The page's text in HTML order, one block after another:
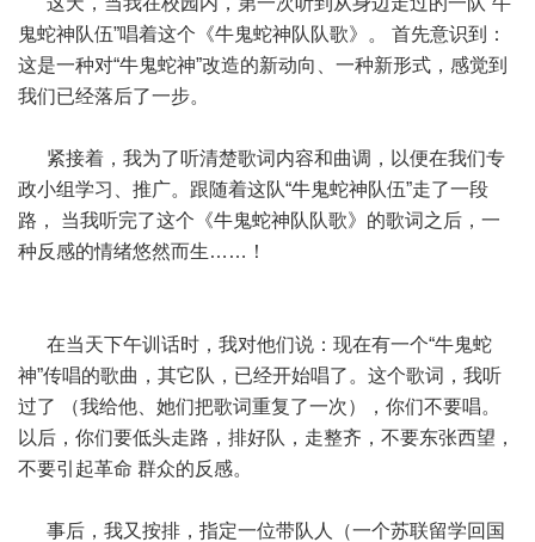
鬼蛇神队伍”唱着这个《牛鬼蛇神队队歌》。 首先意识到：
这是一种对“牛鬼蛇神”改造的新动向、一种新形式，感觉到
我们已经落后了一步。
紧接着，我为了听清楚歌词内容和曲调，以便在我们专
政小组学习、推广。跟随着这队“牛鬼蛇神队伍”走了一段
路， 当我听完了这个《牛鬼蛇神队队歌》的歌词之后，一
种反感的情绪悠然而生……！
在当天下午训话时，我对他们说：现在有一个“牛鬼蛇
神”传唱的歌曲，其它队，已经开始唱了。这个歌词，我听
过了 （我给他、她们把歌词重复了一次），你们不要唱。
以后，你们要低头走路，排好队，走整齐，不要东张西望，
不要引起革命 群众的反感。
事后，我又按排，指定一位带队人（一个苏联留学回国